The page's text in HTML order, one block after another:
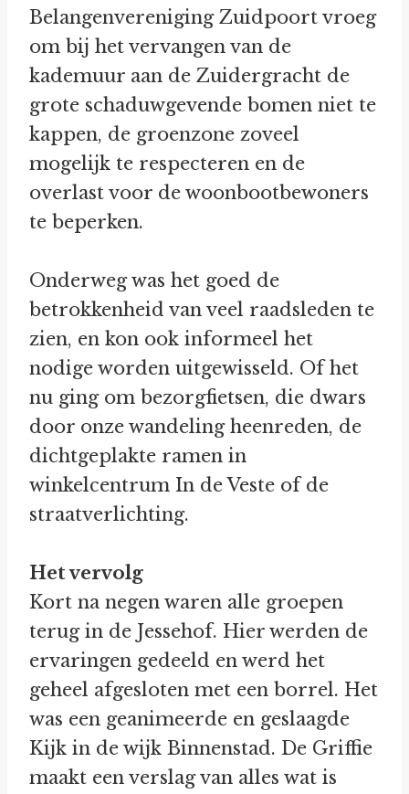
Belangenvereniging Zuidpoort vroeg
om bij het vervangen van de
kademuur aan de Zuidergracht de
grote schaduwgevende bomen niet te
kappen, de groenzone zoveel
mogelijk te respecteren en de
overlast voor de woonbootbewoners
te beperken.
Onderweg was het goed de
betrokkenheid van veel raadsleden te
zien, en kon ook informeel het
nodige worden uitgewisseld. Of het
nu ging om bezorgfietsen, die dwars
door onze wandeling heenreden, de
dichtgeplakte ramen in
winkelcentrum In de Veste of de
straatverlichting.
Het vervolg
Kort na negen waren alle groepen
terug in de Jessehof. Hier werden de
ervaringen gedeeld en werd het
geheel afgesloten met een borrel. Het
was een geanimeerde en geslaagde
Kijk in de wijk Binnenstad. De Griffie
maakt een verslag van alles wat is